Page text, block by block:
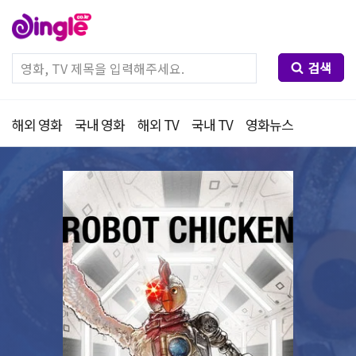
검색
해외 영화 국내 영화 해외 TV 국내 TV 영화뉴스